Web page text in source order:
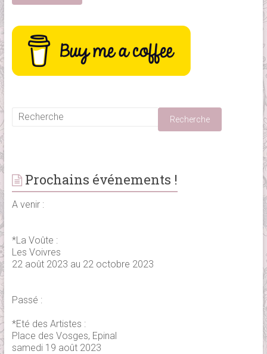
Prochains événements !
A venir :
*La Voûte :
Les Voivres
22 août 2023 au 22 octobre 2023
Passé :
*Eté des Artistes :
Place des Vosges, Epinal
samedi 19 août 2023